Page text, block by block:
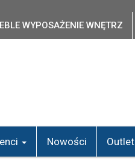
WYPOSAŻENIE WNĘTRZ
Nowości Outlet